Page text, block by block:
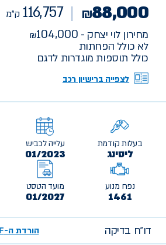
₪88,000
116,757 ק"מ
מחירון לוי יצחק - 104,000
לא כולל הפחתות
כולל תוספות מוגדרות לדגם
לצפייה ברישיון רכב
בעלות קודמת
ליסינג
עלייה לכביש
01/2023
נפח מנוע
1461
מועד הטסט
01/2027
דו״ח בדיקה הורדת ה-PDF